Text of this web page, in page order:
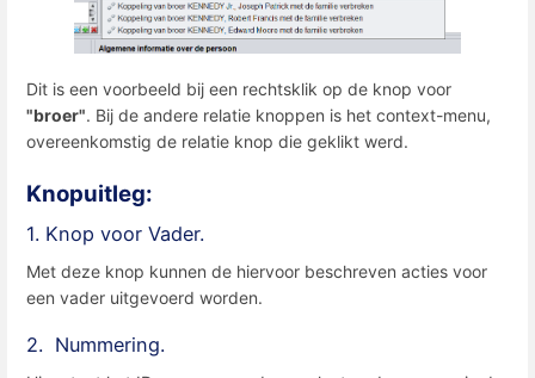
Dit is een voorbeeld bij een rechtsklik op de knop voor
"broer". Bij de andere relatie knoppen is het context-menu,
overeenkomstig de relatie knop die geklikt werd.
Knopuitleg:
1. Knop voor Vader.
Met deze knop kunnen de hiervoor beschreven acties voor
een vader uitgevoerd worden.
2. Nummering.